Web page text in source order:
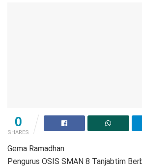
0
SHARES
Gema Ramadhan
Pengurus OSIS SMAN 8 Tanjabtim